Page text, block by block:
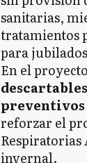
sanitarias,
tratamientos
para
En el
reforzar el
Respiratorias
invernal.